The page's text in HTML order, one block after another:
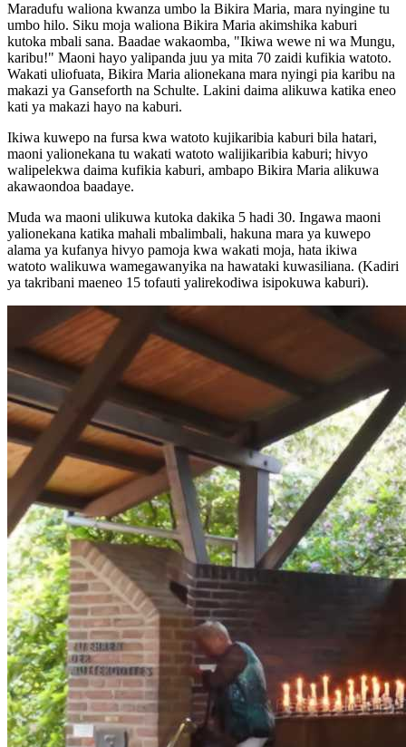
Maradufu waliona kwanza umbo la Bikira Maria, mara nyingine tu
umbo hilo. Siku moja waliona Bikira Maria akimshika kaburi
kutoka mbali sana. Baadae wakaomba, "Ikiwa wewe ni wa Mungu,
karibu!" Maoni hayo yalipanda juu ya mita 70 zaidi kufikia watoto.
Wakati uliofuata, Bikira Maria alionekana mara nyingi pia karibu na
makazi ya Ganseforth na Schulte. Lakini daima alikuwa katika eneo
kati ya makazi hayo na kaburi.
Ikiwa kuwepo na fursa kwa watoto kujikaribia kaburi bila hatari,
maoni yalionekana tu wakati watoto walijikaribia kaburi; hivyo
walipelekwa daima kufikia kaburi, ambapo Bikira Maria alikuwa
akawaondoa baadaye.
Muda wa maoni ulikuwa kutoka dakika 5 hadi 30. Ingawa maoni
yalionekana katika mahali mbalimbali, hakuna mara ya kuwepo
alama ya kufanya hivyo pamoja kwa wakati moja, hata ikiwa
watoto walikuwa wamegawanyika na hawataki kuwasiliana. (Kadiri
ya takribani maeneo 15 tofauti yalirekodiwa isipokuwa kaburi).